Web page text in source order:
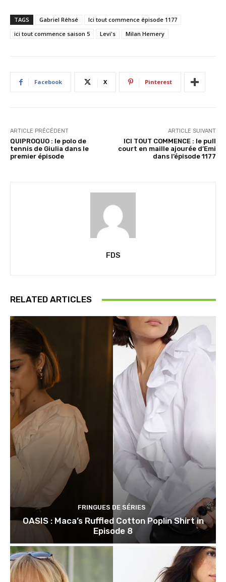
r
g
e
t
TAGS Gabriel Réhsé
Ici tout commence épisode 1177
ici tout commence saison 5
Levi's Milan Hemery
Facebook X Pinterest
ARTICLE PRÉCÉDENT
QUIPROQUO : le polo de
tennis de Giulia dans le
premier épisode
ARTICLE SUIVANT
ICI TOUT COMMENCE : le pull
court en maille ajourée d’Emi
dans l’épisode 1177
FDS
RELATED ARTICLES
FRINGUES DE SÉRIES
OASIS : Maca’s Ruffled Cotton Poplin Shirt in
Episode 8